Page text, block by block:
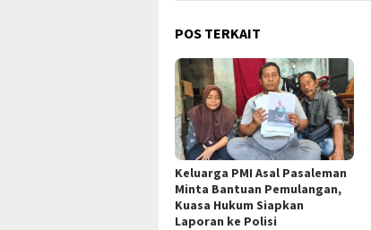
POS TERKAIT
Keluarga PMI Asal Pasaleman
Minta Bantuan Pemulangan,
Kuasa Hukum Siapkan
Laporan ke Polisi